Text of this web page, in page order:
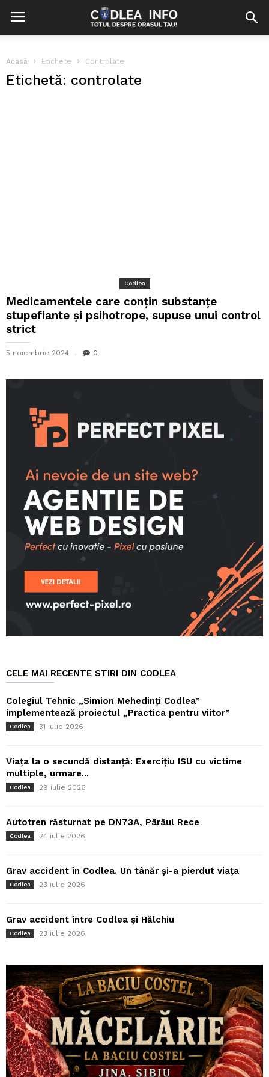
Acasă Etichete Controlate
Etichetă: controlate
Codlea
Medicamentele care conţin substanţe
stupefiante şi psihotrope, supuse unui control
strict
5 noiembrie 2024 0
CELE MAI RECENTE STIRI DIN CODLEA
Colegiul Tehnic „Simion Mehedinți Codlea”
implementează proiectul „Practica pentru viitor”
Codlea 31 iulie 2026
Viața la o secundă distanță: Exercițiu ISU cu victime
multiple, urmare...
Codlea 29 iulie 2026
Autotren răsturnat pe DN73A, Pârâul Rece
Codlea 24 iulie 2026
Grav accident în Codlea. Un tânăr și-a pierdut viața
Codlea 23 iulie 2026
Grav accident între Codlea și Hălchiu
Codlea 23 iulie 2026